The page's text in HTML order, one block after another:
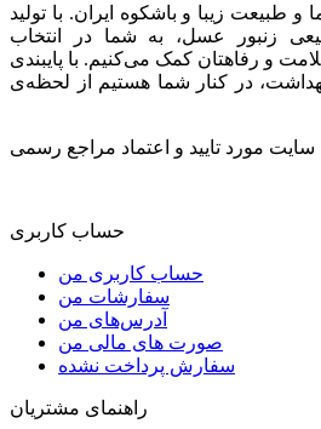
طبیعت زیبا و باشکوه ایران. با تولید
زنبور عسل، به شما در انتخاب
و رفاهتان کمک می‌کنیم. با پایبندی
در کنار شما هستیم از لحظه‌ی
سایت مورد تایید و اعتماد مراجع رسمی
حساب کاربری
حساب کاربری من
سفارشات من
آدرس‌های من
صورت های مالی من
سفارش پرداخت نشده
راهنمای مشتریان